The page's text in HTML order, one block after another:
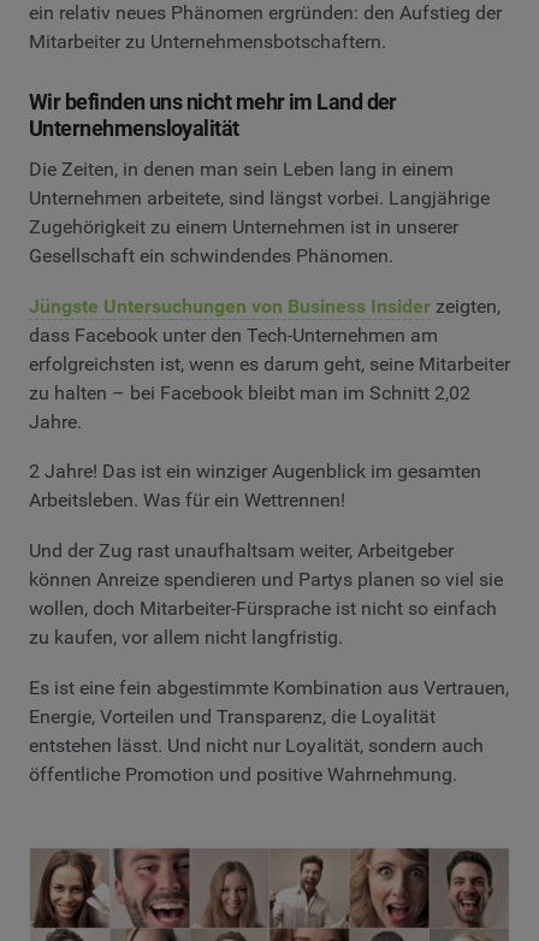
ein relativ neues Phänomen ergründen: den Aufstieg der
Mitarbeiter zu Unternehmensbotschaftern.
Wir befinden uns nicht mehr im Land der
Unternehmensloyalität
Die Zeiten, in denen man sein Leben lang in einem
Unternehmen arbeitete, sind längst vorbei. Langjährige
Zugehörigkeit zu einem Unternehmen ist in unserer
Gesellschaft ein schwindendes Phänomen.
Jüngste Untersuchungen von Business Insider zeigten,
dass Facebook unter den Tech-Unternehmen am
erfolgreichsten ist, wenn es darum geht, seine Mitarbeiter
zu halten – bei Facebook bleibt man im Schnitt 2,02
Jahre.
2 Jahre! Das ist ein winziger Augenblick im gesamten
Arbeitsleben. Was für ein Wettrennen!
Und der Zug rast unaufhaltsam weiter, Arbeitgeber
können Anreize spendieren und Partys planen so viel sie
wollen, doch Mitarbeiter-Fürsprache ist nicht so einfach
zu kaufen, vor allem nicht langfristig.
Es ist eine fein abgestimmte Kombination aus Vertrauen,
Energie, Vorteilen und Transparenz, die Loyalität
entstehen lässt. Und nicht nur Loyalität, sondern auch
öffentliche Promotion und positive Wahrnehmung.